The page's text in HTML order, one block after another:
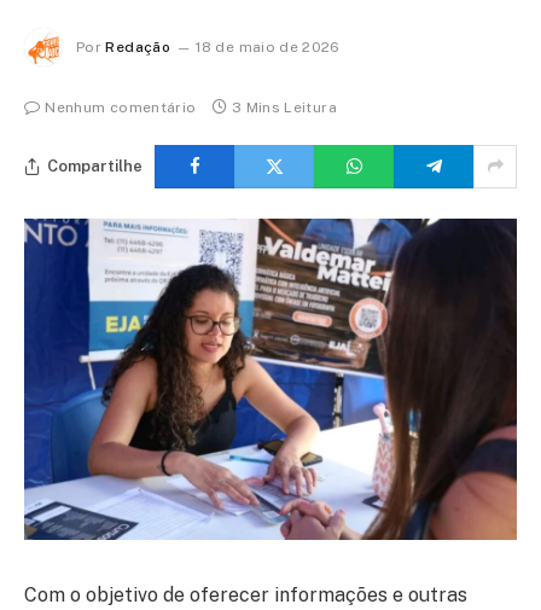
Por Redação 18 de maio de 2026
Nenhum comentário 3 Mins Leitura
Compartilhe
Com o objetivo de oferecer informações e outras